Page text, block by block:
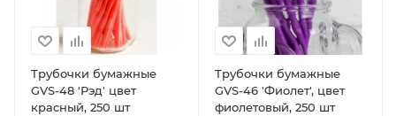
Трубочки бумажные
GVS-48 'Рэд' цвет
красный, 250 шт
Трубочки бумажные
GVS-46 'Фиолет', цвет
фиолетовый, 250 шт